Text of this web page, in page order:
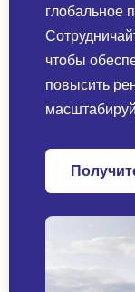
глобальное
чтобы
повысить